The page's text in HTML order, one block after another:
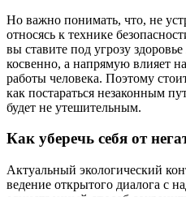
Но важно понимать, что, не
относясь к технике
вы ставите под угрозу
косвенно, а напрямую влияет
работы человека. Поэтому
как постараться незаконным
будет не утешительным.
Как уберечь себя от
Актуальный экологический
ведение открытого диалога с